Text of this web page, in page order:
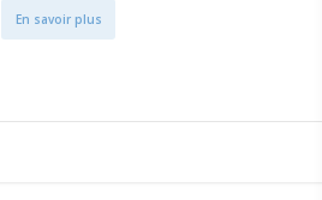
En savoir plus